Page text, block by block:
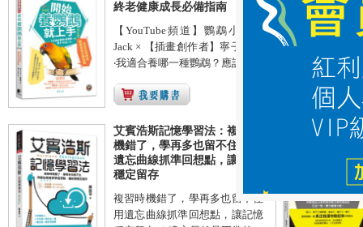
終老健康成長必備指南
【YouTube頻道】鸚鵡小木屋
Jack × 【插畫創作者】寧子Ning
‧我適合養哪一種鸚鵡？應該選...
艾賓浩斯記憶學習法：複習時
機錯了，學再多也留不住，用
遺忘曲線抓準回想點，讓記憶
穩定留存
複習時機錯了，學再多也留不住
用遺忘曲線抓準回想點，讓記憶